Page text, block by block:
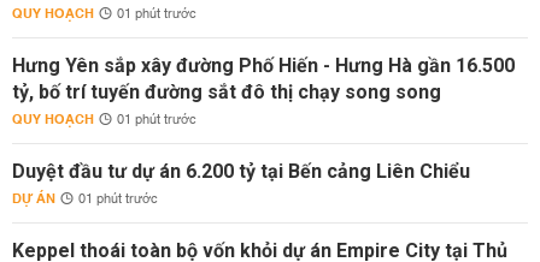
QUY HOẠCH 01 phút trước
Hưng Yên sắp xây đường Phố Hiến - Hưng Hà gần 16.500
tỷ, bố trí tuyến đường sắt đô thị chạy song song
QUY HOẠCH 01 phút trước
Duyệt đầu tư dự án 6.200 tỷ tại Bến cảng Liên Chiểu
DỰ ÁN 01 phút trước
Keppel thoái toàn bộ vốn khỏi dự án Empire City tại Thủ